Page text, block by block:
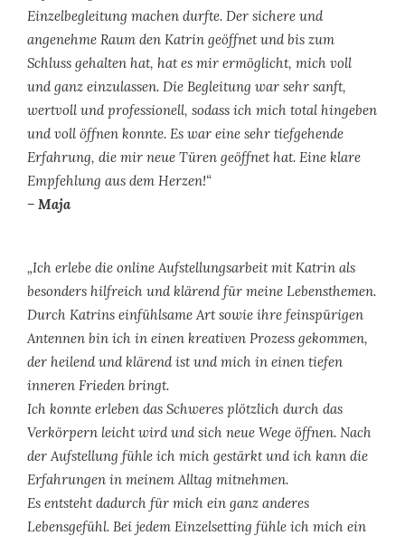
Einzelbegleitung machen durfte. Der sichere und
angenehme Raum den Katrin geöffnet und bis zum
Schluss gehalten hat, hat es mir ermöglicht, mich voll
und ganz einzulassen. Die Begleitung war sehr sanft,
wertvoll und professionell, sodass ich mich total hingeben
und voll öffnen konnte. Es war eine sehr tiefgehende
Erfahrung, die mir neue Türen geöffnet hat. Eine klare
Empfehlung aus dem Herzen!“
– Maja
„Ich erlebe die online Aufstellungsarbeit mit Katrin als
besonders hilfreich und klärend für meine Lebensthemen.
Durch Katrins einfühlsame Art sowie ihre feinspürigen
Antennen bin ich in einen kreativen Prozess gekommen,
der heilend und klärend ist und mich in einen tiefen
inneren Frieden bringt.
Ich konnte erleben das Schweres plötzlich durch das
Verkörpern leicht wird und sich neue Wege öffnen. Nach
der Aufstellung fühle ich mich gestärkt und ich kann die
Erfahrungen in meinem Alltag mitnehmen.
Es entsteht dadurch für mich ein ganz anderes
Lebensgefühl. Bei jedem Einzelsetting fühle ich mich ein